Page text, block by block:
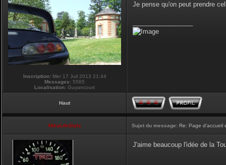
Inscription:Mer 17 Juil 2013 21:44
Messages: 5565
Localisation: Guyancourt
Je pense qu'on peut prendre
Haut
NikoLifeStyle Sujet du message: Re: Page d'accueil
J'aime beaucoup l'idée de la